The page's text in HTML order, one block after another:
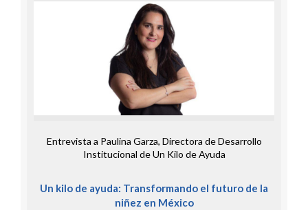
Entrevista a Paulina Garza, Directora de Desarrollo
Institucional de Un Kilo de Ayuda
Un kilo de ayuda: Transformando el futuro de la
niñez en México